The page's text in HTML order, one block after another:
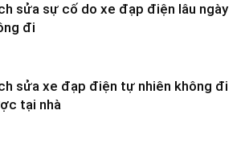
sửa sự cố do xe đạp điện lâu ngày
đi
sửa xe đạp điện tự nhiên không đi
tại nhà